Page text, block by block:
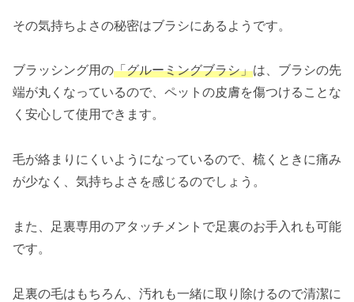
その気持ちよさの秘密はブラシにあるようです。
ブラッシング用の「グルーミングブラシ」は、ブラシの先
端が丸くなっているので、ペットの皮膚を傷つけることな
く安心して使用できます。
毛が絡まりにくいようになっているので、梳くときに痛み
が少なく、気持ちよさを感じるのでしょう。
また、足裏専用のアタッチメントで足裏のお手入れも可能
です。
足裏の毛はもちろん、汚れも一緒に取り除けるので清潔に